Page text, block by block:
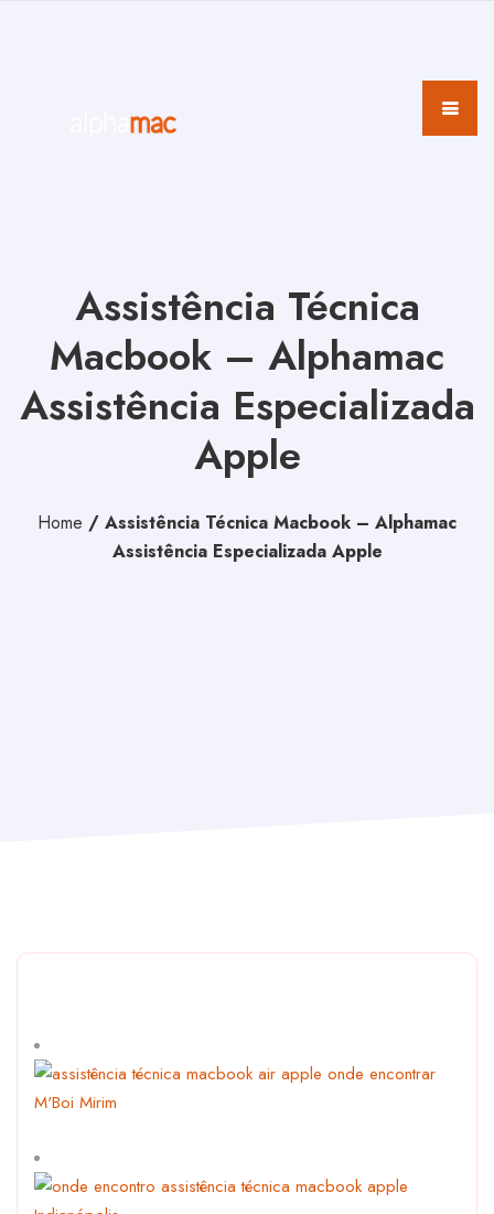
Assistência Técnica
Macbook – Alphamac
Assistência Especializada
Apple
Home / Assistência Técnica Macbook – Alphamac
Assistência Especializada Apple